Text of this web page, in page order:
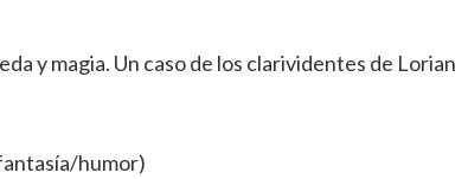
y magia. Un caso de los clarividentes de Lorian
humor)